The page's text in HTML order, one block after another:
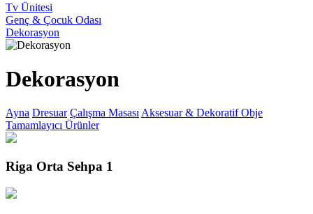
Tv Ünitesi
Genç & Çocuk Odası
Dekorasyon
Dekorasyon
Ayna Dresuar Çalışma Masası Aksesuar & Dekoratif Obje
Tamamlayıcı Ürünler
Riga Orta Sehpa 1